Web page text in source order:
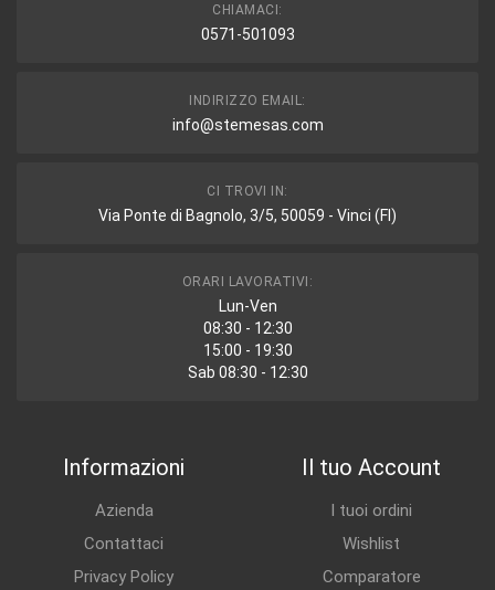
CHIAMACI:
0571-501093
INDIRIZZO EMAIL:
info@stemesas.com
CI TROVI IN:
Via Ponte di Bagnolo, 3/5, 50059 - Vinci (FI)
ORARI LAVORATIVI:
Lun-Ven
08:30 - 12:30
15:00 - 19:30
Sab 08:30 - 12:30
Informazioni
Azienda
Contattaci
Privacy Policy
Il tuo Account
I tuoi ordini
Wishlist
Comparatore